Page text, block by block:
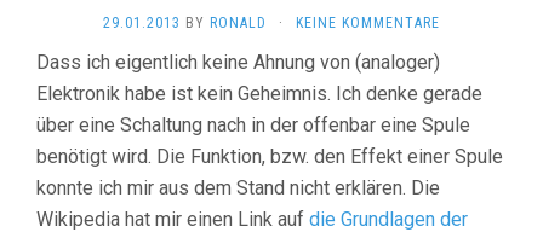
29.01.2013 BY RONALD · KEINE KOMMENTARE
Dass ich eigentlich keine Ahnung von (analoger)
Elektronik habe ist kein Geheimnis. Ich denke gerade
über eine Schaltung nach in der offenbar eine Spule
benötigt wird. Die Funktion, bzw. den Effekt einer Spule
konnte ich mir aus dem Stand nicht erklären. Die
Wikipedia hat mir einen Link auf die Grundlagen der